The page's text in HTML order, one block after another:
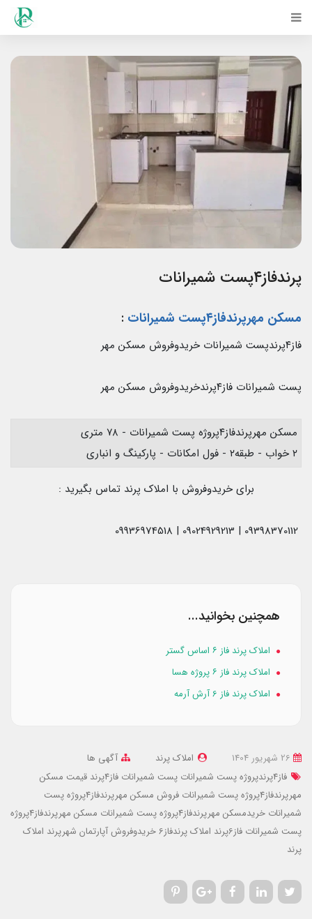
پرندفاز۴پست شمیرانات
مسکن مهرپرندفاز۴پست شمیرانات :
فاز۴پرندپست شمیرانات خریدوفروش مسکن مهر
پست شمیرانات فاز۴پرندخریدوفروش مسکن مهر
مسکن مهرپرندفاز۴پروژه پست شمیرانات - ۷۸ متری
۲ خواب - طبقه۲ - فول امکانات - پارکینگ و انباری
برای خریدوفروش با املاک پرند تماس بگیرید :
همچنین بخوانید...
املاک پرند فاز ۶ اساس گستر
املاک پرند فاز ۶ پروژه هسا
املاک پرند فاز 6 آرش آرمه
املاک پرند
آگهی ها
فاز4پرندپروژه پست شمیرانات
پست شمیرانات فاز4پرند
قیمت مسکن
مهرپرندفاز4پروژه پست شمیرانات
فروش مسکن مهرپرندفاز4پروژه پست
شمیرانات خریدمسکن مهرپرندفاز4پروژه پست شمیرانات
مسکن مهرپرندفاز4پروژه
پست شمیرانات فاز6پرند املاک پرندفاز6 خریدوفروش آپارتمان شهرپرند املاک
پرند